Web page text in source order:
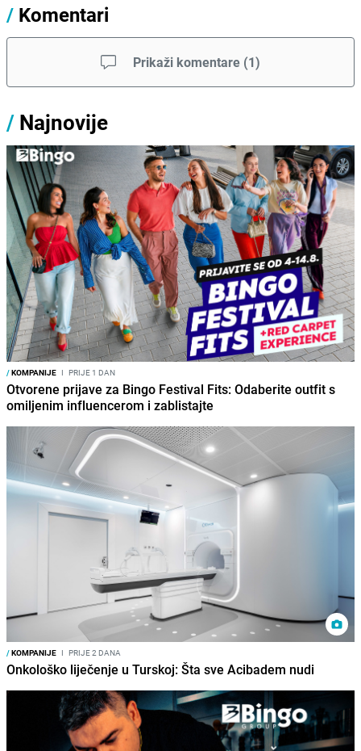
/ Komentari
Prikaži komentare (1)
/ Najnovije
/KOMPANIJE I PRIJE 1 DAN
Otvorene prijave za Bingo Festival Fits: Odaberite outfit s
omiljenim influencerom i zablistajte
/KOMPANIJE I PRIJE 2 DANA
Onkološko liječenje u Turskoj: Šta sve Acibadem nudi